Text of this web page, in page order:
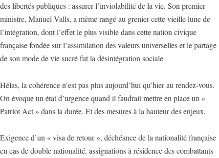
des libertés publiques : assurer l’inviolabilité de la vie. Son premier
ministre, Manuel Valls, a même rangé au grenier cette vieille lune de
l’intégration, dont l’effet le plus visible dans cette nation civique
française fondée sur l’assimilation des valeurs universelles et le partage
de son mode de vie sucré fut la désintégration sociale
Hélas, la cohérence n’est pas plus aujourd’hui qu’hier au rendez-vous.
On évoque un état d’urgence quand il faudrait mettre en place un «
Patriot Act » dans la durée. Et des mesures à la hauteur des enjeux.
Exigence d’un « visa de retour », déchéance de la nationalité française
en cas de double nationalité, assignations à résidence des combattants